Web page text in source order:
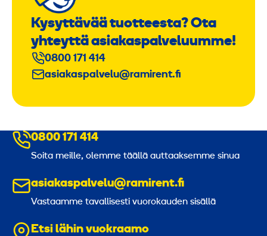
Kysyttävää tuotteesta? Ota
yhteyttä asiakaspalveluumme!
0800 171 414
asiakaspalvelu@ramirent.fi
0800 171 414
Soita meille, olemme täällä auttaaksemme sinua
asiakaspalvelu@ramirent.fi
Vastaamme tavallisesti vuorokauden sisällä
Etsi lähin vuokraamo